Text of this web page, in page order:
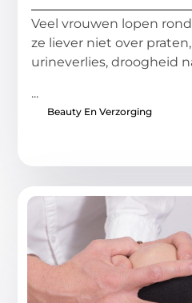
Veel vrouwen lopen
ze liever niet over
urineverlies, droogheid
...
Beauty En Verzorging